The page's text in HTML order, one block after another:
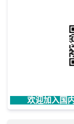
欢迎加入国